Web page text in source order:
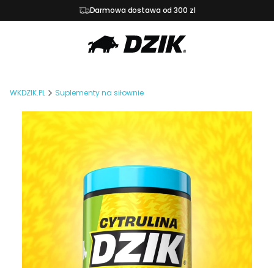
Darmowa dostawa od 300 zl
WKDZIK.PL Suplementy na siłownie